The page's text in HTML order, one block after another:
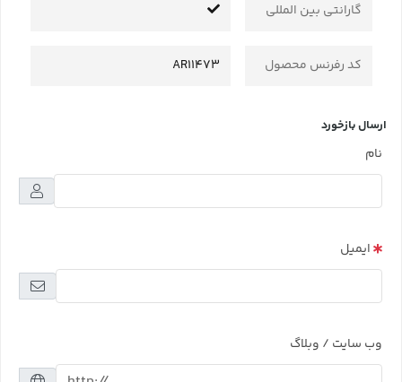
گارانتی بین المللی
کد رفرنس محصول AR11473
ارسال بازخورد
نام
ایمیل
وب سایت / وبلاگ